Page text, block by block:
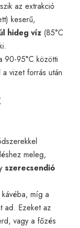
az extrakció
keserű,
hideg víz (85°C
90-95°C közötti
vizet forrás után
meleg,
szerecsendió
míg a
ad. Ezeket az
vagy a főzés